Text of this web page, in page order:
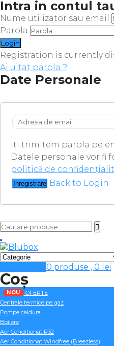
Intra in contul
Nume utilizator sau email
Parola
Registration is currently
Ai uitat parola ?
Date Personale
Iti trimitem parola pe
Datele personale vor fi
politică de
Inregistrare Back to Login
0 produse , 0 lei
Coș
NOU OFERTE
Centrale termice pe gaz
Pompe caldura
Boilere
Aer Conditionat R32
Aer Conditionat Windfree (Breezless)